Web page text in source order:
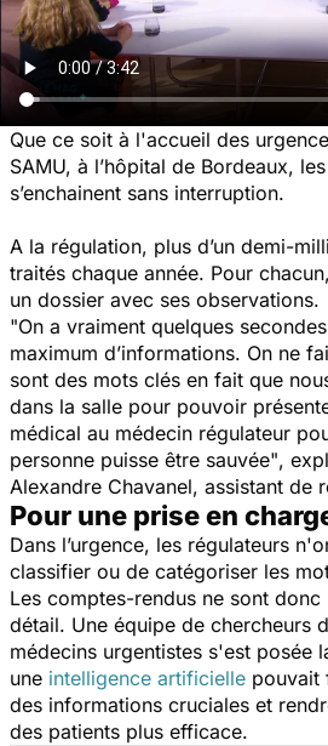
Que ce soit à l'accueil des
SAMU, à l’hôpital de Bordeaux,
s’enchainent sans interruption.
A la régulation, plus d’un demi-
traités chaque année. Pour
un dossier avec ses observations.
"On a vraiment quelques
maximum d’informations. On ne
sont des mots clés en fait que
dans la salle pour pouvoir
médical au médecin régulateur
personne puisse être sauvée",
Alexandre Chavanel, assistant de
Pour une prise en
Dans l’urgence, les régulateurs
classifier ou de catégoriser les
Les comptes-rendus ne sont
détail. Une équipe de chercheurs
médecins urgentistes s'est posée
une intelligence artificielle pouvait
des informations cruciales et
des patients plus efficace.